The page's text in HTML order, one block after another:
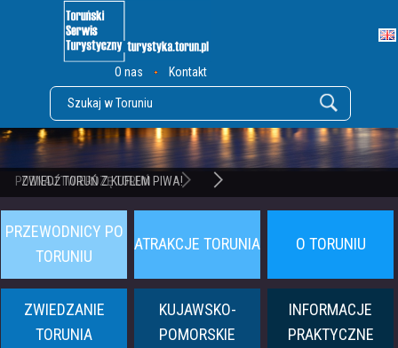
O nas Kontakt
POZNAJ TWIERDZĘ TORUŃ
PRZEWODNICY PO
TORUNIU
ATRAKCJE TORUNIA O TORUNIU
ZWIEDZANIE
TORUNIA
KUJAWSKO-
POMORSKIE
INFORMACJE
PRAKTYCZNE